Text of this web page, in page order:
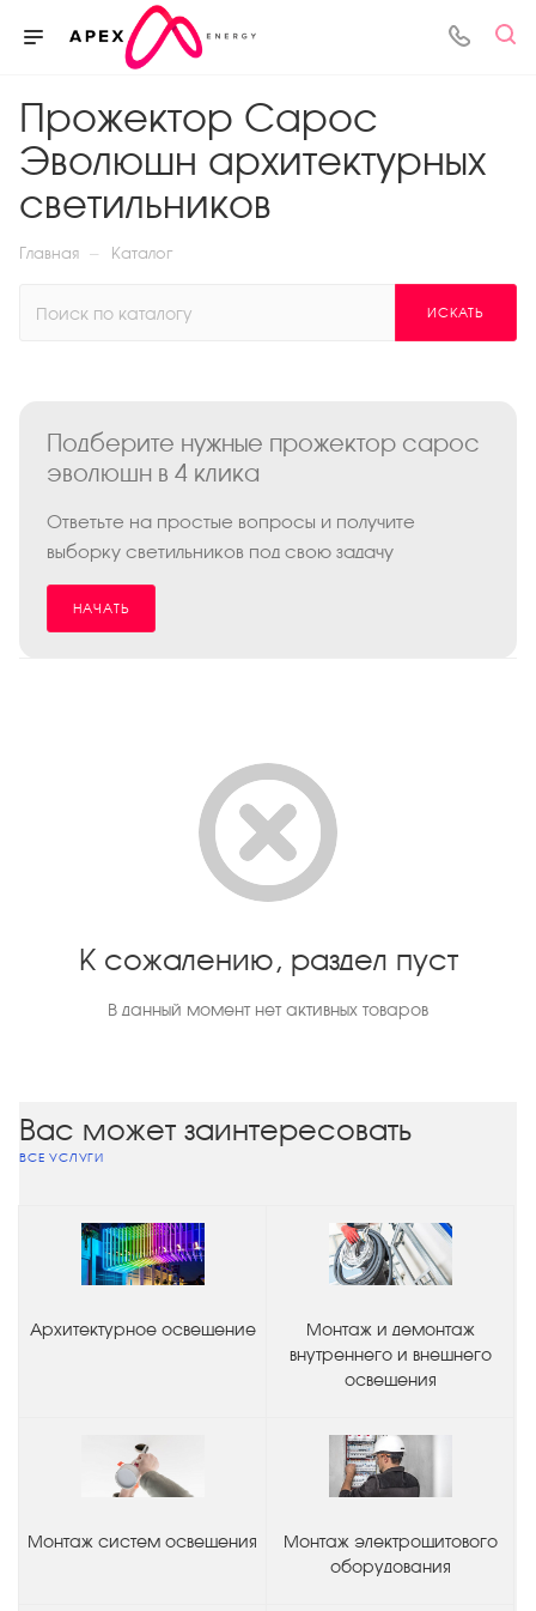
Прожектор Сарос
Эволюшн архитектурных
светильников
Главная — Каталог
ИСКАТЬ
Подберите нужные прожектор сарос
эволюшн в 4 клика
Ответьте на простые вопросы и получите
выборку светильников под свою задачу
НАЧАТЬ
К сожалению, раздел пуст
В данный момент нет активных товаров
Вас может заинтересовать
ВСЕ УСЛУГИ
Архитектурное освещение
Монтаж и демонтаж
внутреннего и внешнего
освещения
Монтаж систем освещения
Монтаж электрощитового
оборудования